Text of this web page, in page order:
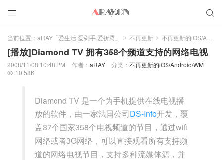
 
当前位置： aRAY「爱生活.爱剁手.爱折腾」 > 不再更新 > 不再更新的iOS/Android/WM
[播放]Diamond TV 拥有358个频道支持的网络电视
2008/11/08 10:48 PM 作者： aRAY 分类： 不再更新的iOS/Android/WM
 10.58K
Diamond TV 是一个为手机提供在线电视播
放的软件，由一家法国公司DS-Info开发，覆
盖37个国家358个电视频道的节目，通过wifi
网络或者3G网络，可以直接观看所有支持频
道的网络电视节目，支持多种流媒体源，并